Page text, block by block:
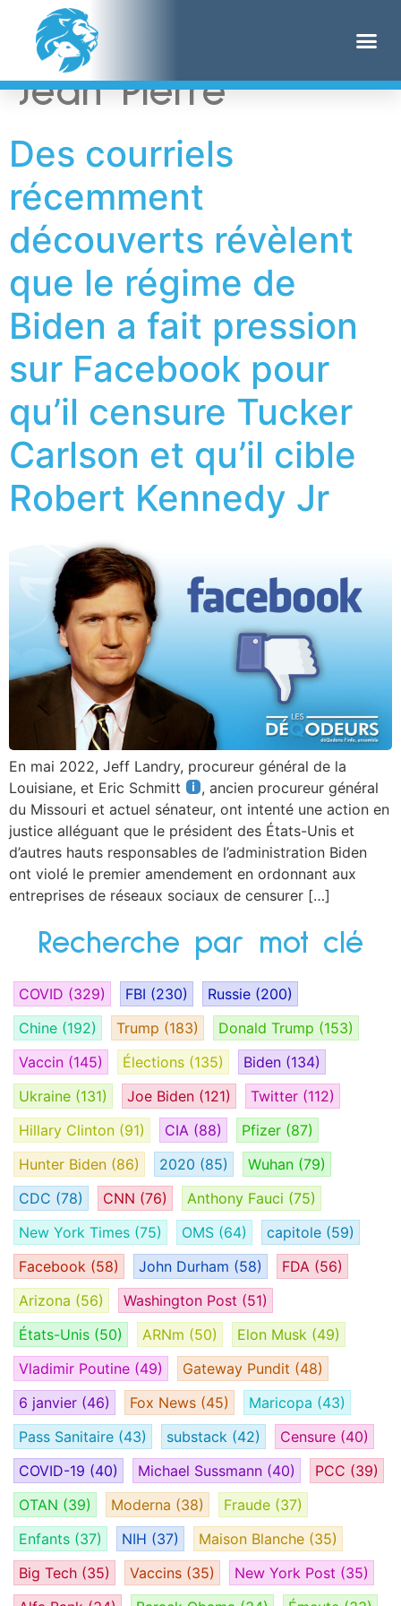
Étiquette :
Jean Pierre
Des courriels
récemment
découverts révèlent
que le régime de
Biden a fait pression
sur Facebook pour
qu’il censure Tucker
Carlson et qu’il cible
Robert Kennedy Jr
En mai 2022, Jeff Landry, procureur général de la
Louisiane, et Eric Schmitt
, ancien procureur général
du Missouri et actuel sénateur, ont intenté une action en
justice alléguant que le président des États-Unis et
d’autres hauts responsables de l’administration Biden
ont violé le premier amendement en ordonnant aux
entreprises de réseaux sociaux de censurer […]
Recherche par mot clé
COVID (329) FBI (230) Russie (200)
Chine (192) Trump (183) Donald Trump (153)
Vaccin (145) Élections (135) Biden (134)
Ukraine (131) Joe Biden (121) Twitter (112)
Hillary Clinton (91) CIA (88) Pfizer (87)
Hunter Biden (86) 2020 (85) Wuhan (79)
CDC (78) CNN (76) Anthony Fauci (75)
New York Times (75) OMS (64) capitole (59)
Facebook (58) John Durham (58) FDA (56)
Arizona (56) Washington Post (51)
États-Unis (50) ARNm (50) Elon Musk (49)
Vladimir Poutine (49) Gateway Pundit (48)
6 janvier (46) Fox News (45) Maricopa (43)
Pass Sanitaire (43) substack (42) Censure (40)
COVID-19 (40) Michael Sussmann (40) PCC (39)
OTAN (39) Moderna (38) Fraude (37)
Enfants (37) NIH (37) Maison Blanche (35)
Big Tech (35) Vaccins (35) New York Post (35)